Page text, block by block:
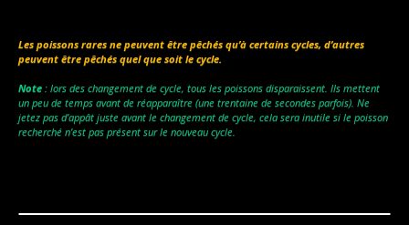
Les poissons rares ne peuvent être pêchés qu’à certains cycles, d’autres
peuvent être pêchés quel que soit le cycle.
Note : lors des changement de cycle, tous les poissons disparaissent. Ils mettent
un peu de temps avant de réapparaître (une trentaine de secondes parfois). Ne
jetez pas d’appât juste avant le changement de cycle, cela sera inutile si le poisson
recherché n’est pas présent sur le nouveau cycle.